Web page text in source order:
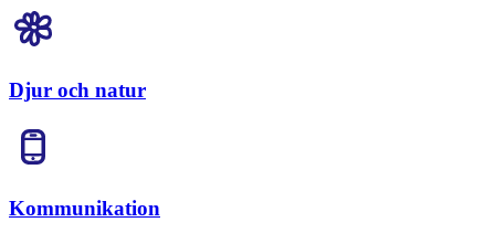
Djur och natur
Kommunikation